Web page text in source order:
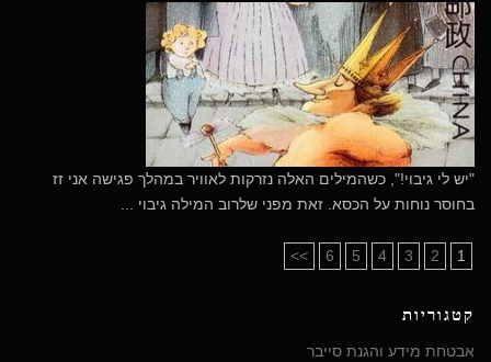
"יש לי גיבוי!", כשהמילים האלה נזרקות לאוויר במהלך פגישה אני זז
בחוסר נוחות על הכסא. זאת מפני שלרוב המילה גיבוי ...
1
2
3
4
5
6
>>
קטגוריות
אבטחת מידע והגנת סייבר